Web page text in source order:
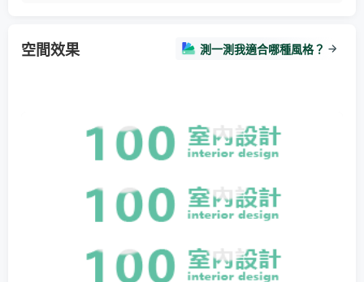
空間效果 測一測我適合哪種風格？